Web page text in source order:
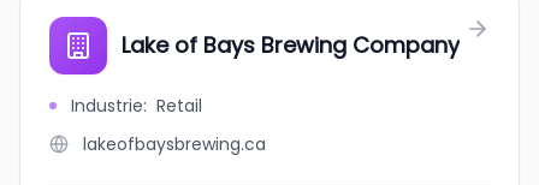
Lake of Bays Brewing Company
Industrie: Retail
lakeofbaysbrewing.ca